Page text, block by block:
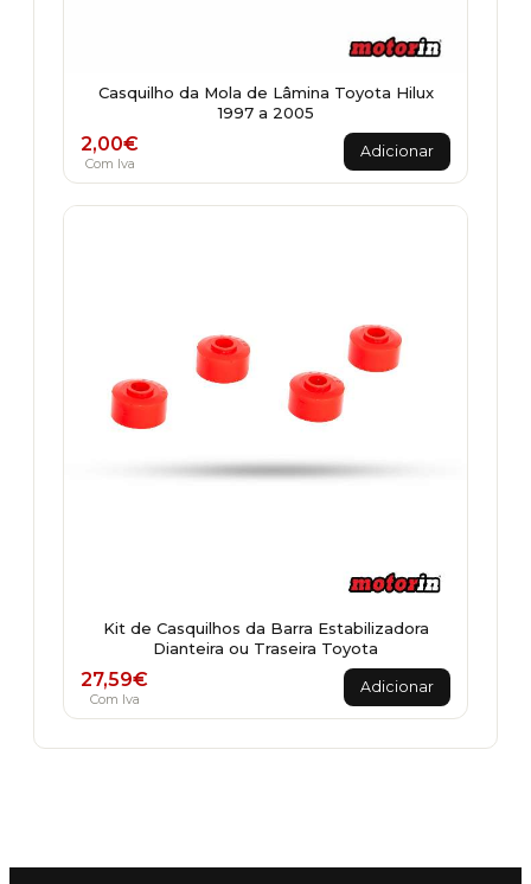
Casquilho da Mola de Lâmina Toyota Hilux
1997 a 2005
2,00€
Com Iva
Adicionar
Kit de Casquilhos da Barra Estabilizadora
Dianteira ou Traseira Toyota
27,59€
Com Iva
Adicionar